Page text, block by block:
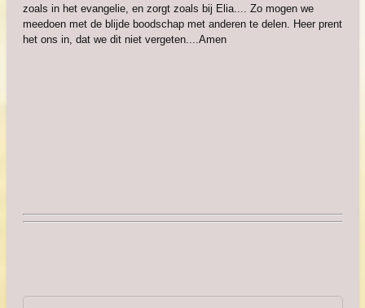
zoals in het evangelie, en zorgt zoals bij Elia.... Zo mogen we
meedoen met de blijde boodschap met anderen te delen. Heer prent
het ons in, dat we dit niet vergeten....Amen